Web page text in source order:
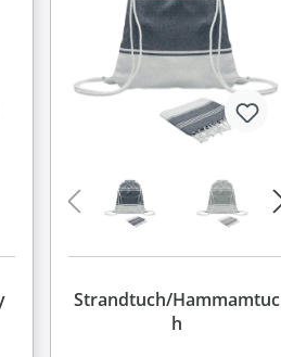
Strandtuch/Hammamtuc
h